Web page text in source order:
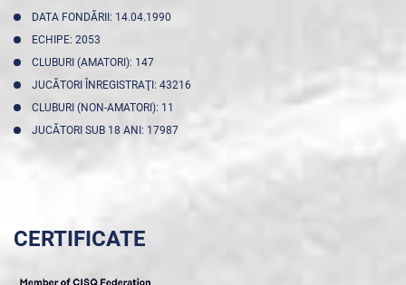
DATA FONDĂRII: 14.04.1990
ECHIPE: 2053
CLUBURI (AMATORI): 147
JUCĂTORI ÎNREGISTRAŢI: 43216
CLUBURI (NON-AMATORI): 11
JUCĂTORI SUB 18 ANI: 17987
CERTIFICATE